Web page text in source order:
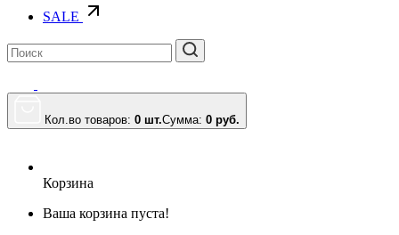
SALE
Кол.во товаров: 0 шт.Сумма: 0 руб.
Корзина
Ваша корзина пуста!